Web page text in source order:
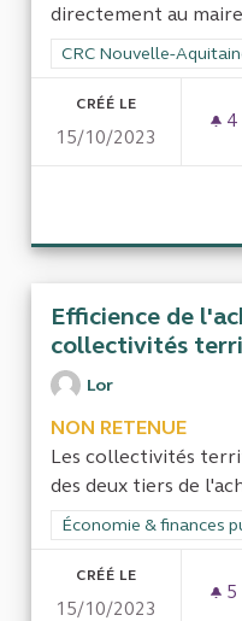
directement au
Filtrer les résultats de
CRC Nouvelle-
CRÉÉ LE
15/10/2023
4
Efficience de
collectivités
Lor
NON RETENUE
Les collectivités
des deux tiers de
Filtrer les résultats de
Économie & finances
CRÉÉ LE
15/10/2023
5